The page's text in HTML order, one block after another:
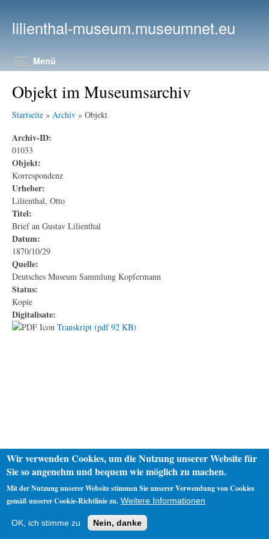
lilienthal-museum.museumnet.eu
Menü
Objekt im Museumsarchiv
Startseite » Archiv » Objekt
Archiv-ID:
01033
Objekt:
Korrespondenz
Urheber:
Lilienthal, Otto
Titel:
Brief an Gustav Lilienthal
Datum:
1870/10/29
Quelle:
Deutsches Museum Sammlung Kopfermann
Status:
Kopie
Digitalisate:
Transkript (pdf 92 KB)
Impressum
Wir verwenden Cookies, um die Nutzung unserer Website für
Sie so angenehm und bequem wie möglich zu machen.
Mit der Nutzung unserer Website stimmen Sie unserer Verwendung von Cookies
gemäß unserer Cookie-Richtlinie zu. Weitere Informationen
OK, ich stimme zu Nein, danke